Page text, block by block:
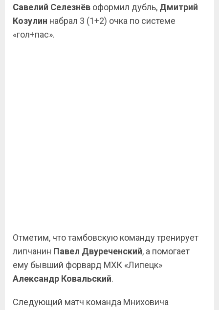
Савелий Селезнёв оформил дубль, Дмитрий
Козулин набрал 3 (1+2) очка по системе
«гол+пас».
Отметим, что тамбовскую команду тренирует
липчанин Павел Двуреченский, а помогает
ему бывший форвард МХК «Липецк»
Александр Ковальский.
Следующий матч команда Мниховича